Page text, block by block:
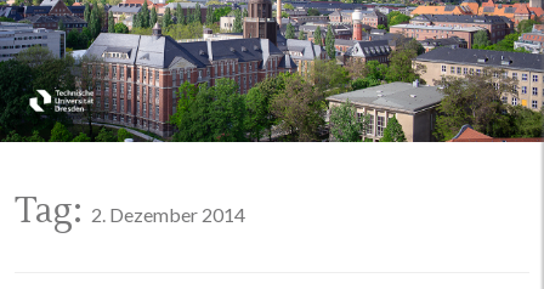
Dresden
Tag: 2. Dezember 2014